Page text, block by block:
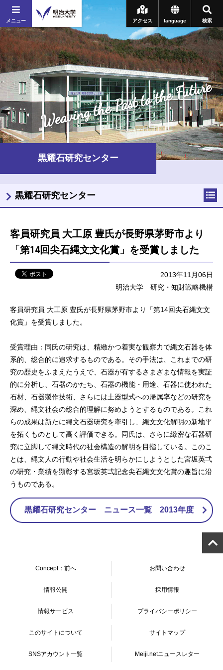
メニュー 検索
language
アクセス
Weaving the Past to the Future
黒耀石研究センター
客員研究員 大工原 豊氏が長野県茅野市より
「第14回尖石縄文文化賞」を受賞しました
2013年11月06日
明治大学 研究・知財戦略機構
客員研究員 大工原 豊氏が長野県茅野市より「第14回尖石縄文文
化賞」を受賞しました。
受賞理由：同氏の研究は、精緻かつ着実な観察力で縄文石器を体
系的、総合的に追求するものである。その手法は、これまでの研
究の歴史をふまえたうえで、石器が有するさまざまな情報を実証
的に分析し、石器のかたち、石器の機能・用途、石器に使われた
石材、石器製作技術、さらには土器型式への帰属率などの研究を
深め、縄文社会の総合的理解に努めようとするものである。これ
らの成果は新たに縄文石器研究を牽引し、縄文文化解明の新地平
を拓くものとして高く評価できる。同氏は、さらに緻密な石器研
究に立脚して縄文時代の社会構造の解明を目指している。このこ
とは、縄文人の行動や社会生活を明らかにしようとした宮坂英弌
の研究・業績を顕彰する宮坂英弌記念尖石縄文文化賞の趣旨に沿
うものである。
黒耀石研究センター ニュース一覧 2013年度
黒耀石研究センター
Concept：前へ お問い合わせ
情報公開 採用情報
情報サービス プライバシーポリシー
このサイトについて サイトマップ
SNSアカウント一覧 Meiji.netニュースレター